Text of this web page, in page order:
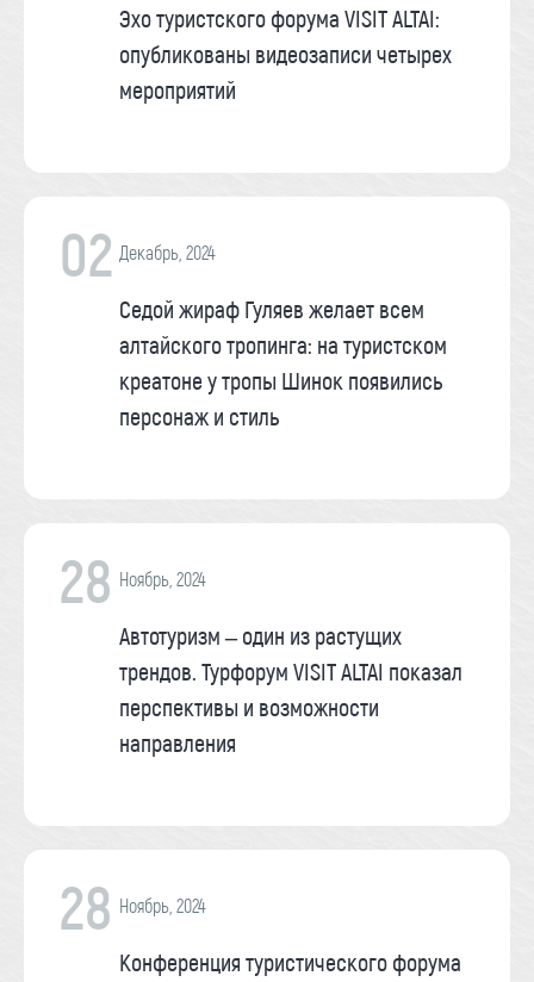
Эхо туристского форума VISIT ALTAI:
опубликованы видеозаписи четырех
мероприятий
02 Декабрь, 2024
Седой жираф Гуляев желает всем
алтайского тропинга: на туристском
креатоне у тропы Шинок появились
персонаж и стиль
28 Ноябрь, 2024
Автотуризм – один из растущих
трендов. Турфорум VISIT ALTAI показал
перспективы и возможности
направления
28 Ноябрь, 2024
Конференция туристического форума